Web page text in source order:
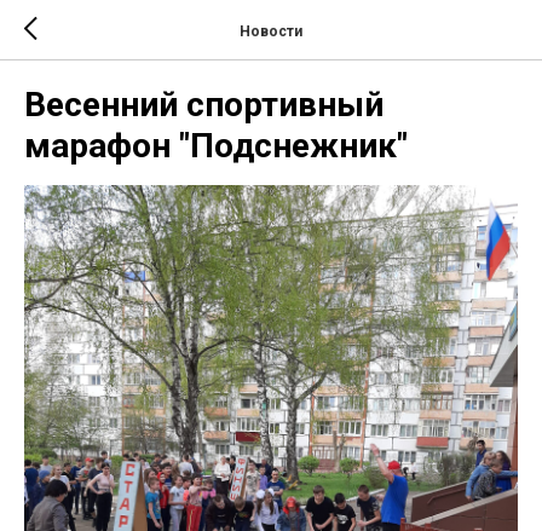
Новости
Весенний спортивный
марафон "Подснежник"